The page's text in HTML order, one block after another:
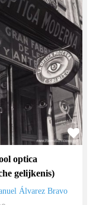
optica
gelijkenis)
Álvarez Bravo